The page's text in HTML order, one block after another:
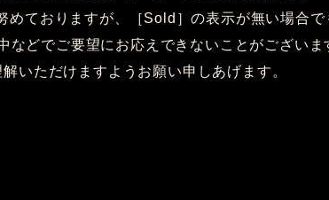
めておりますが、［Sold］の表示が無い場合で
などでご要望にお応えできないことがございま
解いただけますようお願い申しあげます。